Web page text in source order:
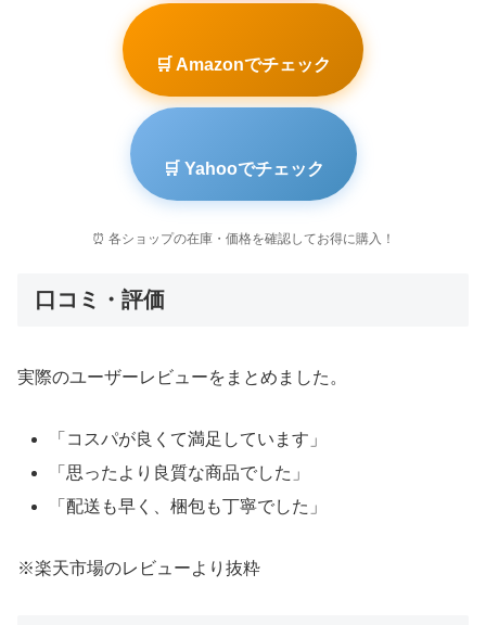
🛒 Amazonでチェック
🛒 Yahooでチェック
⏰ 各ショップの在庫・価格を確認してお得に購入！
口コミ・評価
実際のユーザーレビューをまとめました。
「コスパが良くて満足しています」
「思ったより良質な商品でした」
「配送も早く、梱包も丁寧でした」
※楽天市場のレビューより抜粋